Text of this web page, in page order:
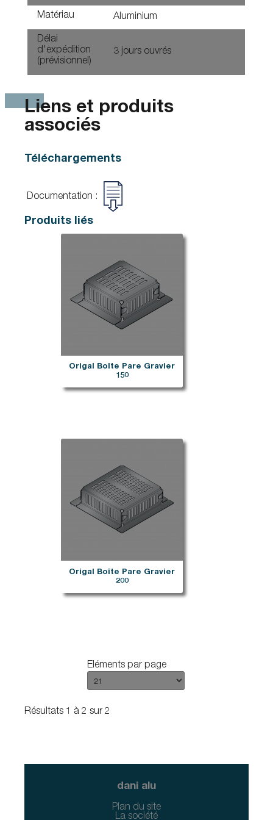
Matériau Aluminium
Délai
d'expédition
(prévisionnel)
3 jours ouvrés
Liens et produits
associés
Téléchargements
Documentation :
Produits liés
Origal Boîte Pare Gravier
150
Origal Boîte Pare Gravier
200
Eléments par page
Résultats 1 à 2 sur 2
dani alu
Plan du site
La société